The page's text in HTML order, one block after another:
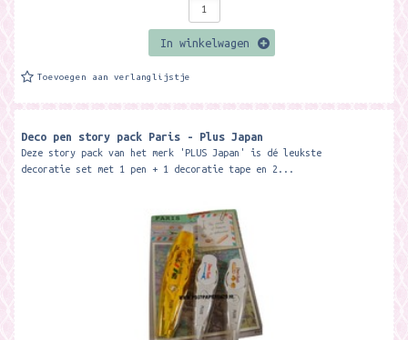
In winkelwagen
Toevoegen aan verlanglijstje
Deco pen story pack Paris - Plus Japan
Deze story pack van het merk 'PLUS Japan' is dé leukste
decoratie set met 1 pen + 1 decoratie tape en 2...